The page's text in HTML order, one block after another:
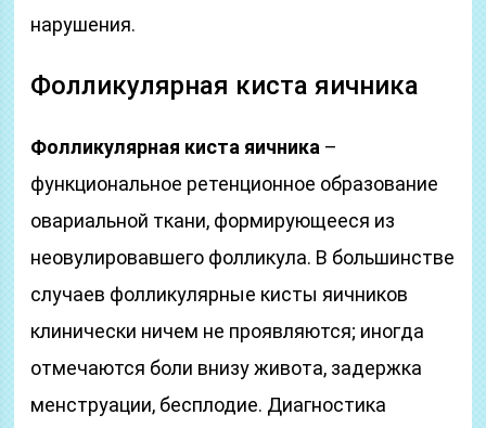
нарушения.
Фолликулярная киста яичника
Фолликулярная киста яичника –
функциональное ретенционное образование
овариальной ткани, формирующееся из
неовулировавшего фолликула. В большинстве
случаев фолликулярные кисты яичников
клинически ничем не проявляются; иногда
отмечаются боли внизу живота, задержка
менструации, бесплодие. Диагностика